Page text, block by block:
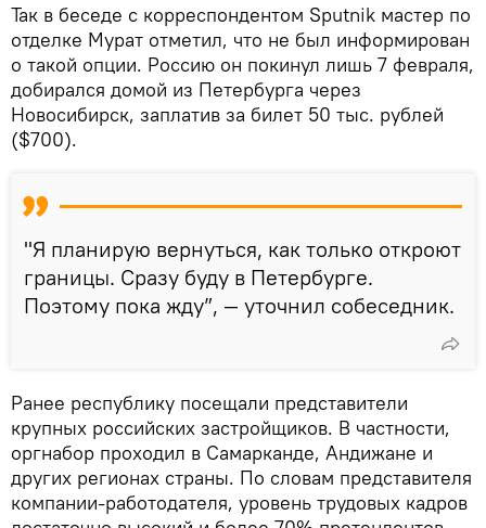
Так в беседе с корреспондентом Sputnik мастер по
отделке Мурат отметил, что не был информирован
о такой опции. Россию он покинул лишь 7 февраля,
добирался домой из Петербурга через
Новосибирск, заплатив за билет 50 тыс. рублей
($700).
"Я планирую вернуться, как только откроют
границы. Сразу буду в Петербурге.
Поэтому пока жду”, — уточнил собеседник.
Ранее республику посещали представители
крупных российских застройщиков. В частности,
оргнабор проходил в Самарканде, Андижане и
других регионах страны. По словам представителя
компании-работодателя, уровень трудовых кадров